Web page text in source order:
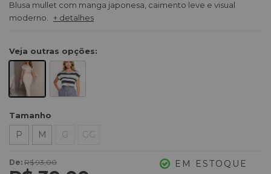
Blusa mullet com manga japonesa, caimento leve e visual
moderno.
+ detalhes
Veja outras opções:
Tamanho
P M G GG
De: R$ 93,00 EM ESTOQUE